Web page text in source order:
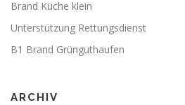
Brand Küche klein
Unterstützung Rettungsdienst
B1 Brand Grünguthaufen
ARCHIV